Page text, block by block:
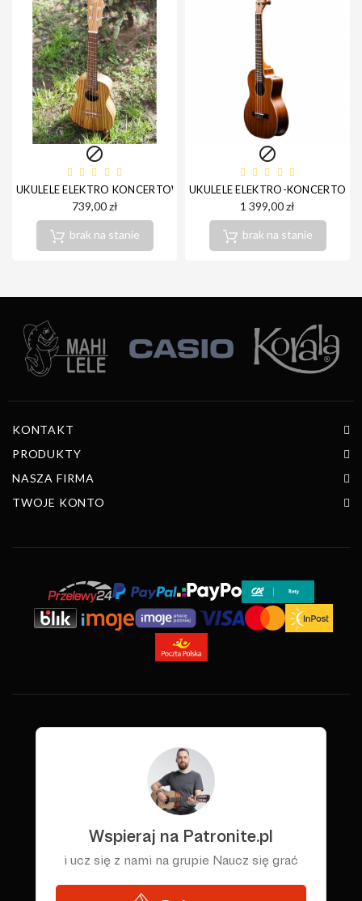

UKULELE ELEKTRO KONCERTOWE ORTEGA RFU11ZE
739,00 zł
brak na stanie

UKULELE ELEKTRO-
1 399,00 zł
brak na stanie
KONTAKT
PRODUKTY
NASZA FIRMA
TWOJE KONTO